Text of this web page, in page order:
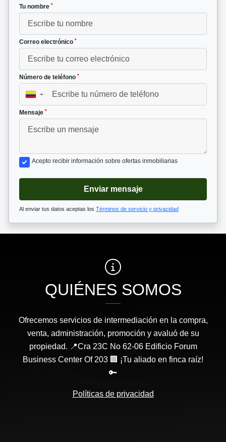
Tu nombre *
Correo electrónico *
Número de teléfono *
▼
Mensaje *
Acepto recibir información sobre ofertas inmobiliarias
Enviar mensaje
Al enviar tus datos aceptas los Términos de servicio y privacidad
QUIÉNES SOMOS
Ofrecemos servicios de intermediación en la compra,
venta, administración, promoción y avaluó de su
propiedad. 📍Cra 23C No 62-06 Edificio Forum
Business Center Of 203 🏢 ¡Tu aliado en finca raíz!
🔑
Políticas de privacidad